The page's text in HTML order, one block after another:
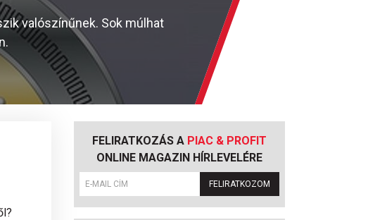
valószínűnek. Sok múlhat
FELIRATKOZÁS A PIAC & PROFIT
ONLINE MAGAZIN HÍRLEVELÉRE
FELIRATKOZOM